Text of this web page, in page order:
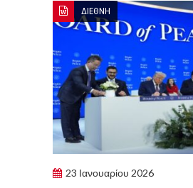
ΔΙΕΘΝΗ
23 Ιανουαρίου 2026